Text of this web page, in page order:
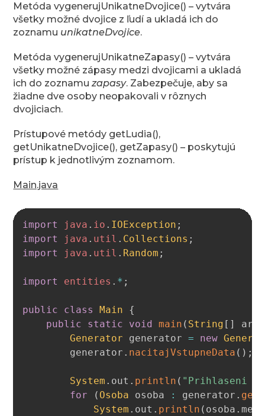
Metóda vygenerujUnikatneDvojice() – vytvára
všetky možné dvojice z ľudí a ukladá ich do
zoznamu unikatneDvojice.
Metóda vygenerujUnikatneZapasy() – vytvára
všetky možné zápasy medzi dvojicami a ukladá
ich do zoznamuzapasy. Zabezpečuje, aby sa
žiadne dve osoby neopakovali v rôznych
dvojiciach.
Prístupové metódy getLudia(),
getUnikatneDvojice(), getZapasy() – poskytujú
prístup k jednotlivým zoznamom.
Main.java
import java . io . IOException ;
import
java . util . Collections ;
import
java . util . Random ;
import entities . * ;
public class Main
{
public
static void main ( String [ ]
args
Generator generator = new
        generator
. nacitajVstupneData ( ) ;
System . out . println ( "Prihlaseni
for
( Osoba osoba : generator .
System . out . println ( osoba . meno